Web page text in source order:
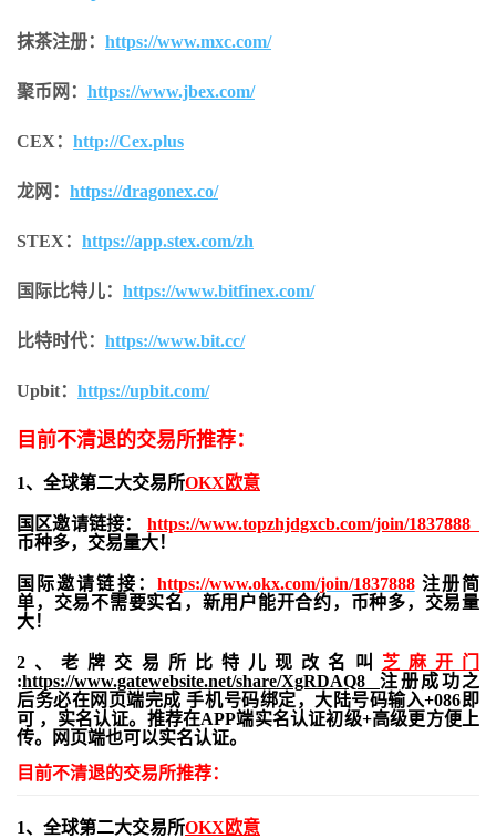
抹茶注册： https://www.mxc.com/
聚币网： https://www.jbex.com/
CEX： http://Cex.plus
龙网： https://dragonex.co/
STEX： https://app.stex.com/zh
国际比特儿： https://www.bitfinex.com/
比特时代： https://www.bit.cc/
Upbit： https://upbit.com/
目前不清退的交易所推荐：
1、全球第二大交易所OKX欧意
国区邀请链接： https://www.topzhjdgxcb.com/join/1837888
币种多，交易量大！
国际邀请链接： https://www.okx.com/join/1837888注册简
单，交易不需要实名，新用户能开合约， 币种多，交易量
大！
2、老牌交易所比特儿现改名叫 芝麻开门
:https://www.gatewebsite.net/share/XgRDAQ8 注册成功之
后务必在网页端完成 手机号码绑定，大陆号码输入+086即
可 ，实名认证。推荐在APP端实名认证初级+高级更方便上
传。网页端也可以实名认证。
目前不清退的交易所推荐：
1、全球第二大交易所OKX欧意